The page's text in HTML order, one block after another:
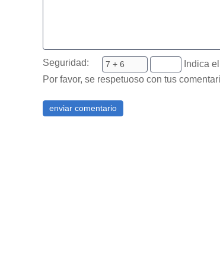
Seguridad:
Indica
Por favor, se respetuoso con tus